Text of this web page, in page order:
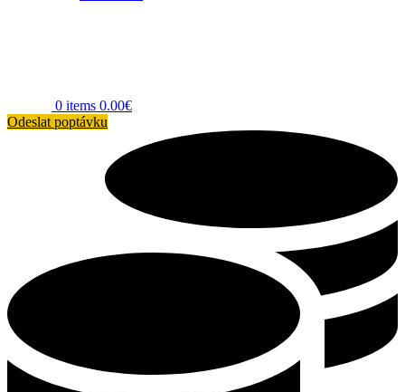
0 items 0.00€
Odeslat poptávku